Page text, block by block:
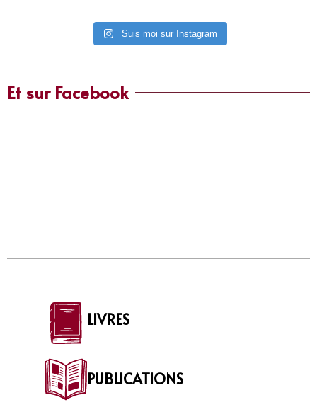
Suis moi sur Instagram
Et sur Facebook
LIVRES
PUBLICATIONS